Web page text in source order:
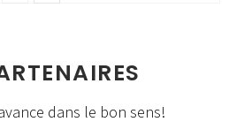
dans le bon sens!